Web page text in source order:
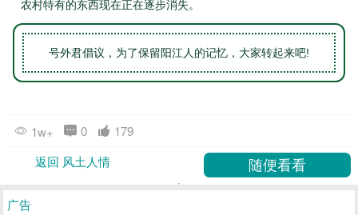
农村特有的东西现在正在逐步消失。
号外君倡议，为了保留阳江人的记忆，大家转起来吧!
1w+ 0
179
返回 风土人情
广告